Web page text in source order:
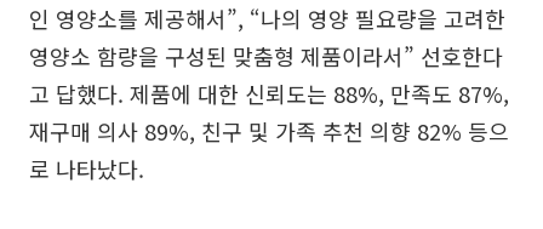
인 영양소를 제공해서”, “나의 영양 필요량을 고려한
영양소 함량을 구성된 맞춤형 제품이라서” 선호한다
고 답했다. 제품에 대한 신뢰도는 88%, 만족도 87%,
재구매 의사 89%, 친구 및 가족 추천 의향 82% 등으
로 나타났다.